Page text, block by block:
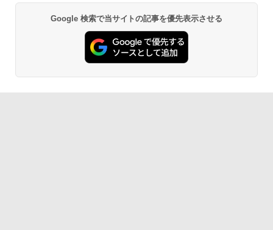
Google 検索で当サイトの記事を優先表示させる